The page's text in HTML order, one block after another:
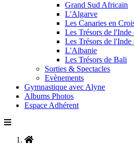
Grand Sud Africain
L'Algarve
Les Canaries en
Les Trésors de
Les Trésors de
L'Albanie
Les Trésors de Bali
Sorties & Spectacles
Evènements
Gymnastique avec Alyne
Albums Photos
Espace Adhérent